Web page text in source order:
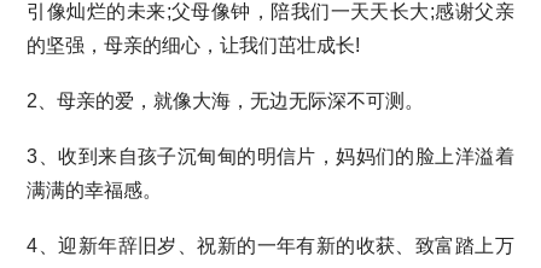
引像灿烂的未来;父母像钟，陪我们一天天长大;感谢父亲
的坚强，母亲的细心，让我们茁壮成长!
2、母亲的爱，就像大海，无边无际深不可测。
3、收到来自孩子沉甸甸的明信片，妈妈们的脸上洋溢着
满满的幸福感。
4、迎新年辞旧岁、祝新的一年有新的收获、致富踏上万